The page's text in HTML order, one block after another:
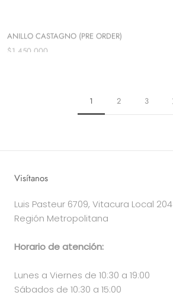
ANILLO CASTAGNO (PRE ORDER)
$1.450.000
1 2 3
Visítanos
Luis Pasteur 6709, Vitacura Local 204
Región Metropolitana
Horario de atención:
Lunes a Viernes de 10:30 a 19:00
Sábados de 10:30 a 15:00